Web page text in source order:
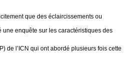
que des éclaircissements ou
une enquête sur les caractéristiques des
de l’ICN qui ont abordé plusieurs fois cette